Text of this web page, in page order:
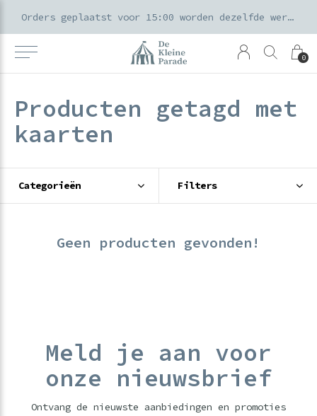
0
Orders geplaatst voor 15:00 worden dezelfde werkdag verzonden
Producten getagd met
kaarten
Categorieën Filters
Geen producten gevonden!
Meld je aan voor
onze nieuwsbrief
Ontvang de nieuwste aanbiedingen en promoties